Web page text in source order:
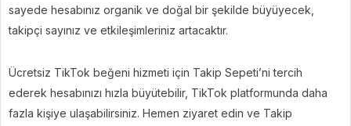
sayede hesabınız organik ve doğal bir şekilde büyüyecek,
takipçi sayınız ve etkileşimleriniz artacaktır.
Ücretsiz TikTok beğeni hizmeti için Takip Sepeti’ni tercih
ederek hesabınızı hızla büyütebilir, TikTok platformunda daha
fazla kişiye ulaşabilirsiniz. Hemen ziyaret edin ve Takip